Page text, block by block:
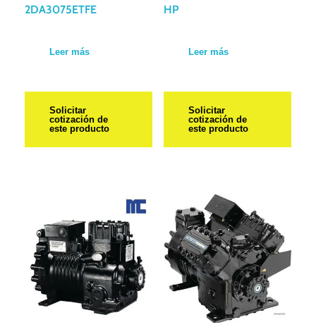
2DA3075ETFE
Leer más
Solicitar
cotización de
este producto
HP
Leer más
Solicitar
cotización de
este producto